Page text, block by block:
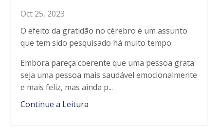
Oct 25, 2023
O efeito da gratidão no cérebro é um assunto
que tem sido pesquisado há muito tempo.
Embora pareça coerente que uma pessoa grata
seja uma pessoa mais saudável emocionalmente
e mais feliz, mas ainda p...
Continue a Leitura